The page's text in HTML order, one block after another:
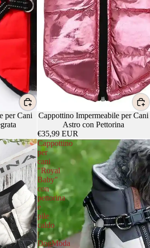
per Cani
Cappottino Impermeabile per Cani
Astro con Pettorina
€35,99 EUR
Cappottino
per
cani
"Royal
Baby"
con
pettorina
e
pile
caldo
|
DogModa